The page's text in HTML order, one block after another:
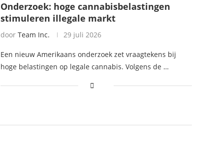
Onderzoek: hoge cannabisbelastingen
stimuleren illegale markt
door Team Inc. 29 juli 2026
Een nieuw Amerikaans onderzoek zet vraagtekens bij
hoge belastingen op legale cannabis. Volgens de …